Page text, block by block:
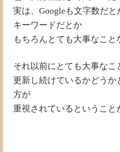
実は、Googleも文字数だと
キーワードだとか
もちろんとても大事なこと
それ以前にとても大事なこ
更新し続けているかどうか
方が
重視されているということ